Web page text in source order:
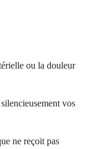
ou la douleur
vos
ne reçoit pas